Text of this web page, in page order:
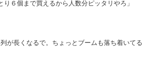
り６個まで買えるから人数分ピッタリやろ」
列が長くなるで。ちょっとブームも落ち着いてる